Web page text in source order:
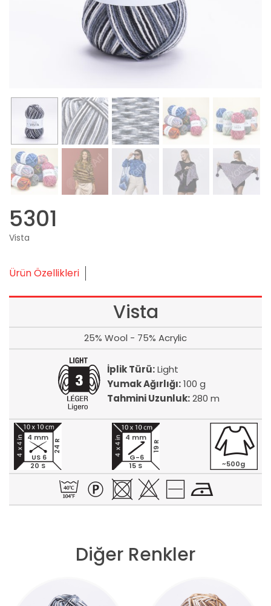
5301
Vista
Ürün Özellikleri
Vista
25% Wool - 75% Acrylic
İplik Türü:Light
Yumak Ağırlığı:100 g
Tahmini Uzunluk:280 m
20 S
24 R
4 mm
US 6
15 S
19 R
4 mm
G-6
~500g
Diğer Renkler